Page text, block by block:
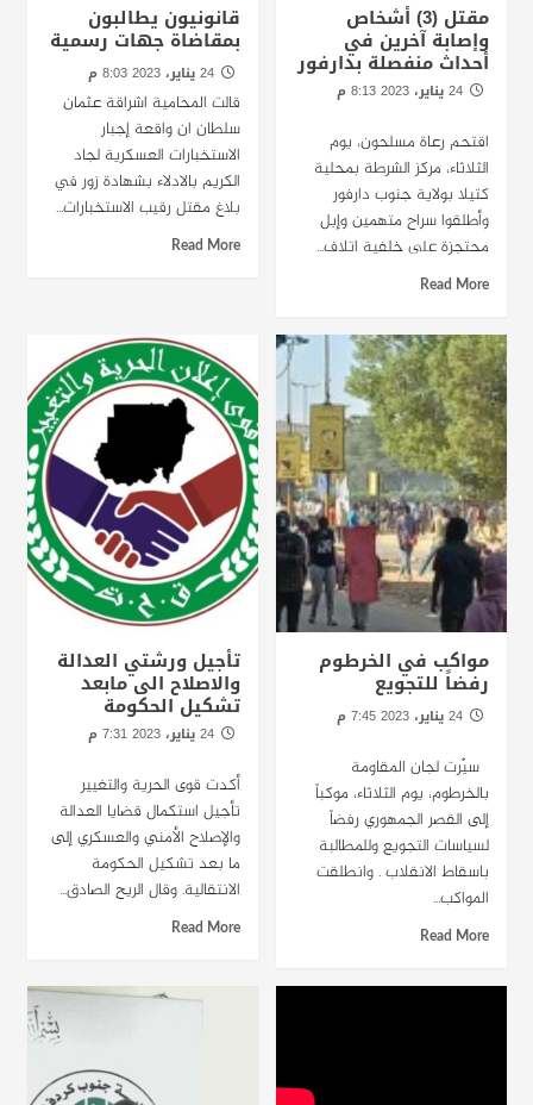
مقتل (3) أشخاص
وإصابة آخرين في
أحداث منفصلة بدارفور
24 يناير، 2023 8:13 م
اقتحم رعاة مسلحون، يوم
الثلاثاء، مركز الشرطة بمحلية
كتيلا بولاية جنوب دارفور
وأطلقوا سراح متهمين وإبل
محتجزة على خلفية اتلاف...
Read More
قانونيون يطالبون
بمقاضاة جهات رسمية
24 يناير، 2023 8:03 م
قالت المحامية اشراقة عثمان
سلطان ان واقعة إجبار
الاستخبارات العسكرية لجاد
الكريم بالادلاء بشهادة زور في
بلاغ مقتل رقيب الاستخبارات...
Read More
مواكب في الخرطوم
رفضاً للتجويع
24 يناير، 2023 7:45 م
سيّرت لجان المقاومة
بالخرطوم، يوم الثلاثاء، موكباً
إلى القصر الجمهوري رفضاً
لسياسات التجويع وللمطالبة
باسقاط الانقلاب . وانطلقت
المواكب...
Read More
تأجيل ورشتي العدالة
والاصلاح الى مابعد
تشكيل الحكومة
24 يناير، 2023 7:31 م
أكدت قوى الحرية والتغيير
تأجيل استكمال قضايا العدالة
والإصلاح الأمني والعسكري إلى
ما بعد تشكيل الحكومة
الانتقالية. وقال الريح الصادق...
Read More